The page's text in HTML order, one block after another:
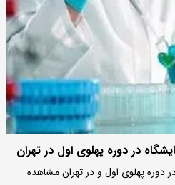
در دوره پهلوی اول در تهران
دوره پهلوی اول و در تهران مشاهده